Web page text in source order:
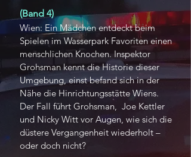
(Band 4)
Wien: Ein Mädchen entdeckt beim
Spielen im Wasserpark Favoriten einen
menschlichen Knochen. Inspektor
Grohsman kennt die Historie dieser
Umgebung, einst befand sich in der
Nähe die Hinrichtungsstätte Wiens.
Der Fall führt Grohsman, Joe Kettler
und Nicky Witt vor Augen, wie sich die
düstere Vergangenheit wiederholt –
oder doch nicht?